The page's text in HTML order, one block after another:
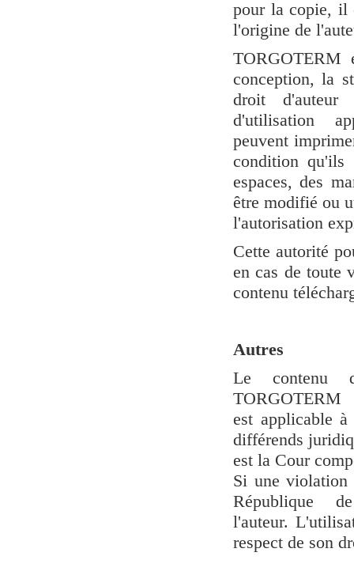
pour la copie, il
l'origine de
TORGOTERM
conception, la
droit
d'utilisation
peuvent
condition qu'ils
espaces, des
être modifié ou
l'autorisation
Cette autorité
en cas de toute
contenu
Autres
Le contenu
est applicable
différends
est la Cour
Si une violation
République
l'auteur.
respect de son